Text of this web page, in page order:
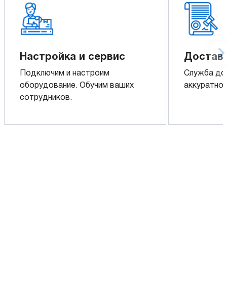
Настройка и сервис
Подключим и настроим
оборудование. Обучим ваших
сотрудников.
Служба
аккуратно